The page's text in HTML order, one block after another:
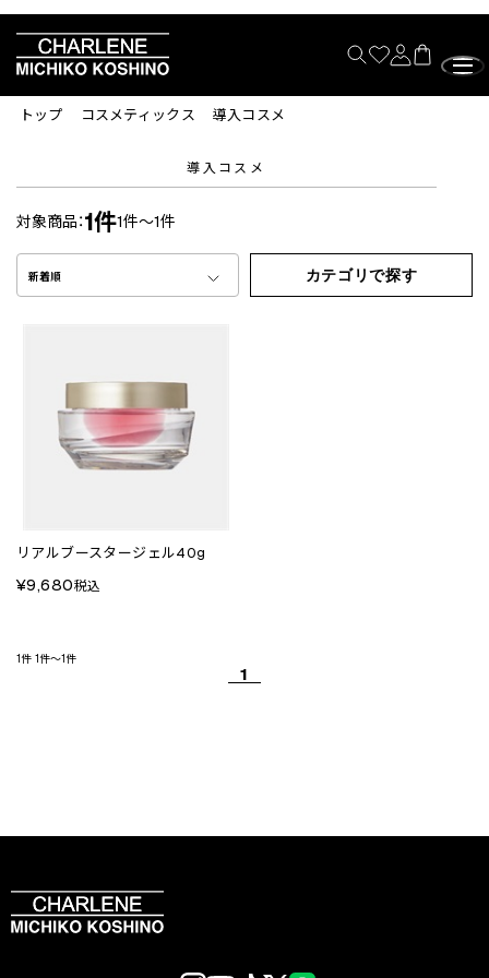
トップ コスメティックス 導入コスメ
導入コスメ
対象商品：1件1件～1件
新着順 カテゴリで探す
リアルブースタージェル40g
¥9,680税込
1件 1件～1件
1